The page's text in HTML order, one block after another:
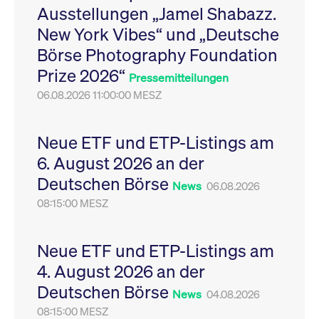
Ausstellungen „Jamel Shabazz.
New York Vibes“ und „Deutsche
Börse Photography Foundation
Prize 2026“ Pressemitteilungen
06.08.2026 11:00:00 MESZ
Neue ETF und ETP-Listings am
6. August 2026 an der
Deutschen Börse News 06.08.2026
08:15:00 MESZ
Neue ETF und ETP-Listings am
4. August 2026 an der
Deutschen Börse News 04.08.2026
08:15:00 MESZ
Leistung der Website
zu messen. Es handelt
sich um ein Muster-
Cookie, bei dem auf
das Präfix _pk_ses
eine kurze Reihe von
VISITOR_PRIVACY_METADATA
YouTube
.youtube.com
6
Monate
Dieses Cookie dient
Speicherung der
Einwilligungs- und
des Nutzers für ihre
Interaktion mit der
Sitzungen geehrt